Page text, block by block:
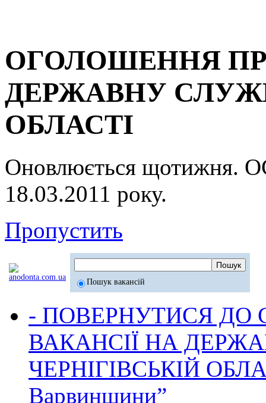
ОГОЛОШЕННЯ
ДЕРЖАВНУ
ОБЛАСТІ
Оновлюється
18.03.2011 року.
Пропустить
Пошук вакансій
- ПОВЕРНУТИСЯ ДО
ВАКАНСІЇ НА
ЧЕРНІГІВСЬКІЙ
Варвинщини”